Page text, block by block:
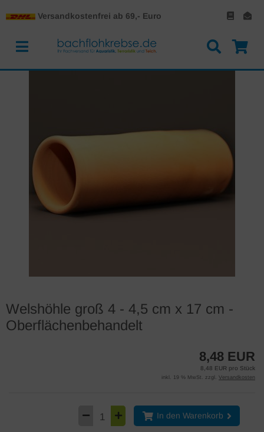
Versandkostenfrei ab 69,- Euro
Welshöhle groß 4 - 4,5 cm x 17 cm -
Oberflächenbehandelt
8,48 EUR
8,48 EUR pro Stück
inkl. 19 % MwSt. zzgl. Versandkosten
In den Warenkorb